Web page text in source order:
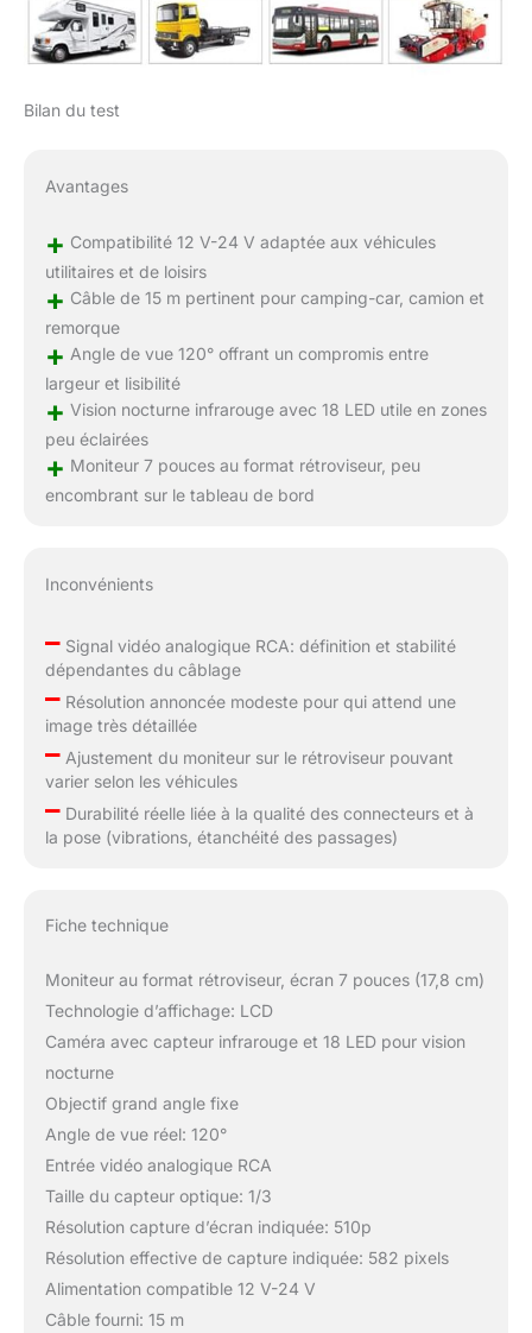
Bilan du test
Avantages
+ Compatibilité 12 V-24 V adaptée aux véhicules
utilitaires et de loisirs
+ Câble de 15 m pertinent pour camping-car, camion et
remorque
+ Angle de vue 120° offrant un compromis entre
largeur et lisibilité
+ Vision nocturne infrarouge avec 18 LED utile en zones
peu éclairées
+ Moniteur 7 pouces au format rétroviseur, peu
encombrant sur le tableau de bord
Inconvénients
–Signal vidéo analogique RCA: définition et stabilité
dépendantes du câblage
–Résolution annoncée modeste pour qui attend une
image très détaillée
–Ajustement du moniteur sur le rétroviseur pouvant
varier selon les véhicules
–Durabilité réelle liée à la qualité des connecteurs et à
la pose (vibrations, étanchéité des passages)
Fiche technique
Moniteur au format rétroviseur, écran 7 pouces (17,8 cm)
Technologie d’affichage: LCD
Caméra avec capteur infrarouge et 18 LED pour vision
nocturne
Objectif grand angle fixe
Angle de vue réel: 120°
Entrée vidéo analogique RCA
Taille du capteur optique: 1/3
Résolution capture d’écran indiquée: 510p
Résolution effective de capture indiquée: 582 pixels
Alimentation compatible 12 V-24 V
Câble fourni: 15 m